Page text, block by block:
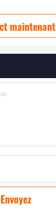
maintenant
Envoyez